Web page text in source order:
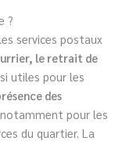
?
services postaux
le retrait de
utiles pour les
des
, notamment pour les
du quartier. La